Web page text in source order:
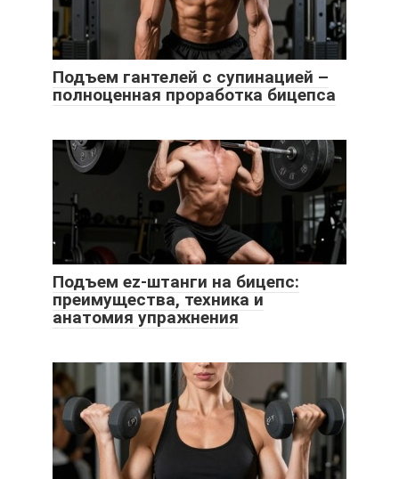
Подъем гантелей с супинацией –
полноценная проработка бицепса
Подъем ez-штанги на бицепс:
преимущества, техника и
анатомия упражнения